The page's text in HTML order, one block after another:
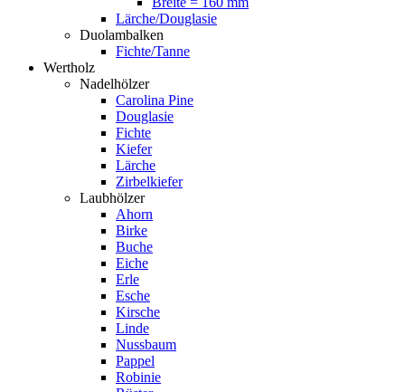
Lärche/Douglasie
Duolambalken
Fichte/Tanne
Wertholz
Nadelhölzer
Carolina Pine
Douglasie
Fichte
Kiefer
Lärche
Zirbelkiefer
Laubhölzer
Ahorn
Birke
Buche
Eiche
Erle
Esche
Kirsche
Linde
Nussbaum
Pappel
Robinie